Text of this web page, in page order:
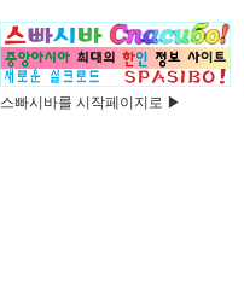
스빠시바를 시작페이지로 ▶